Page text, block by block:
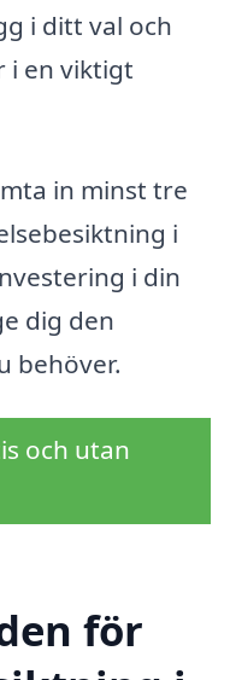
i ditt val och
i en viktigt
in minst tre
i
i din
dig den
behöver.
och utan
för